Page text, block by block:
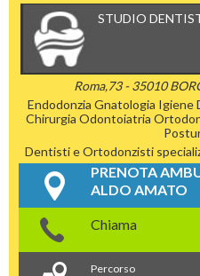
STUDIO
Roma,73 - 35010
Endodonzia Gnatologia Igiene
Chirurgia Odontoiatria
Dentisti e Ortodonzisti
PRENOTA
ALDO AMATO
Chiama
Percorso